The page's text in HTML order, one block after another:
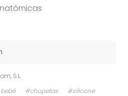
S.L.
#chupetas #silicone